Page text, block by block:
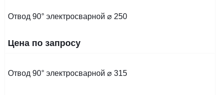
Отвод 90° электросварной ⌀ 250
Цена по запросу
Отвод 90° электросварной ⌀ 315